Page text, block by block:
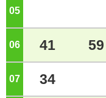
05
06 41 59
07 34